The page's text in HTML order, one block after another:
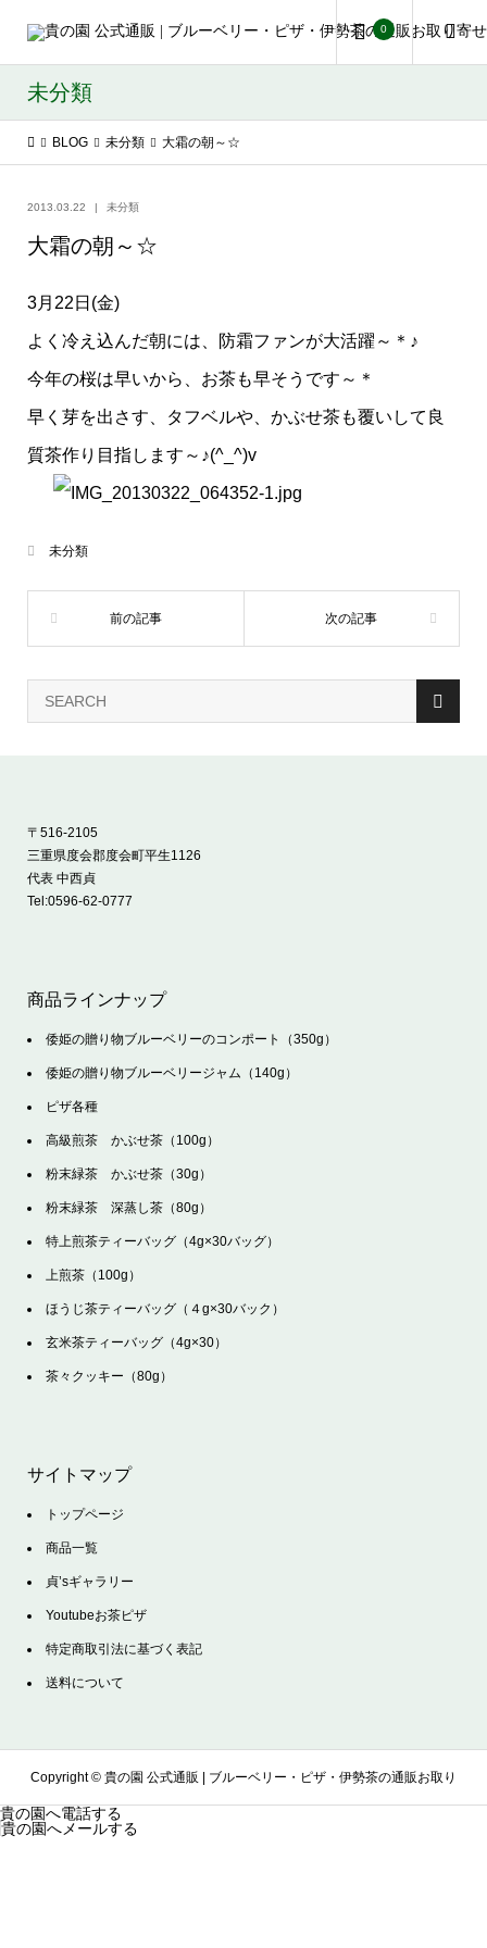
0
未分類
BLOG 未分類 大霜の朝～☆
2013.03.22 未分類
大霜の朝～☆
3月22日(金)
よく冷え込んだ朝には、防霜ファンが大活躍～＊♪
今年の桜は早いから、お茶も早そうです～＊
早く芽を出さす、タフベルや、かぶせ茶も覆いして良
質茶作り目指します～♪(^_^)v
未分類
〒516-2105
三重県度会郡度会町平生1126
代表 中西貞
Tel:0596-62-0777
商品ラインナップ
倭姫の贈り物ブルーベリーのコンポート（350g）
倭姫の贈り物ブルーベリージャム（140g）
ピザ各種
高級煎茶 かぶせ茶（100g）
粉末緑茶 かぶせ茶（30g）
粉末緑茶 深蒸し茶（80g）
特上煎茶ティーバッグ（4g×30バッグ）
上煎茶（100g）
ほうじ茶ティーバッグ（４g×30バック）
玄米茶ティーバッグ（4g×30）
茶々クッキー（80g）
サイトマップ
トップページ
商品一覧
貞’sギャラリー
Youtubeお茶ピザ
特定商取引法に基づく表記
送料について
Copyright © 貴の園 公式通販 | ブルーベリー・ピザ・伊勢茶の通販お取り
貴の園へ電話する
貴の園へメールする